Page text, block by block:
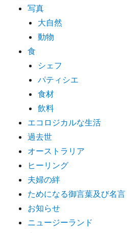
写真
大自然
動物
食
シェフ
パティシエ
食材
飲料
エコロジカルな生活
過去世
オーストラリア
ヒーリング
夫婦の絆
ためになる御言葉及び名言
お知らせ
ニュージーランド